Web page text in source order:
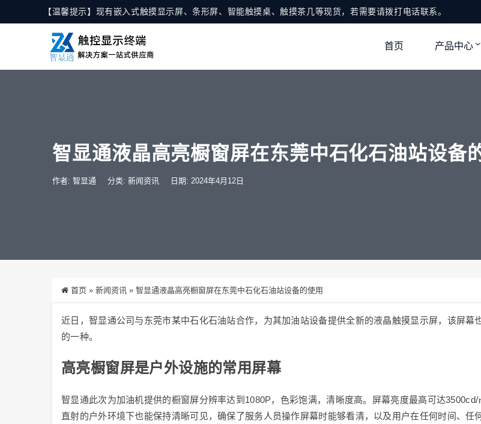
【温馨提示】现有嵌入式触摸显示屏、条形屏、智能触摸桌、触摸茶几等现货，若需要请拨打电话联系。
首页 产品中心
智显通液晶高亮橱窗屏在东莞中石化石油站设备
作者: 智显通 分类: 新闻资讯 日期: 2024年4月12日
首页 » 新闻资讯 » 智显通液晶高亮橱窗屏在东莞中石化石油站设备的使用
近日，智显通公司与东莞市某中石化石油站合作，为其加油站设备提供全新的液晶触摸显示屏，该屏幕
的一种。
高亮橱窗屏是户外设施的常用屏幕
智显通此次为加油机提供的橱窗屏分辨率达到1080P，色彩饱满，清晰度高。屏幕亮度最高可达3500cd/
直射的户外环境下也能保持清晰可见，确保了服务人员操作屏幕时能够看清，以及用户在任何时间、任